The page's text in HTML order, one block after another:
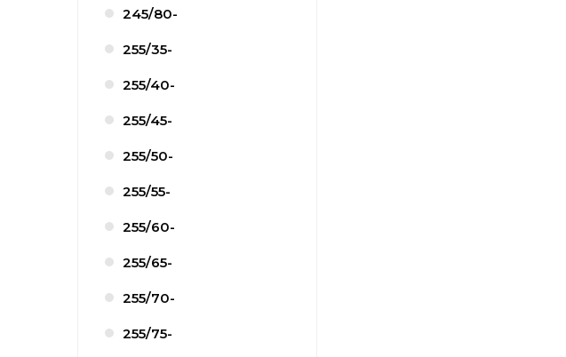
245/80-
255/35-
255/40-
255/45-
255/50-
255/55-
255/60-
255/65-
255/70-
255/75-